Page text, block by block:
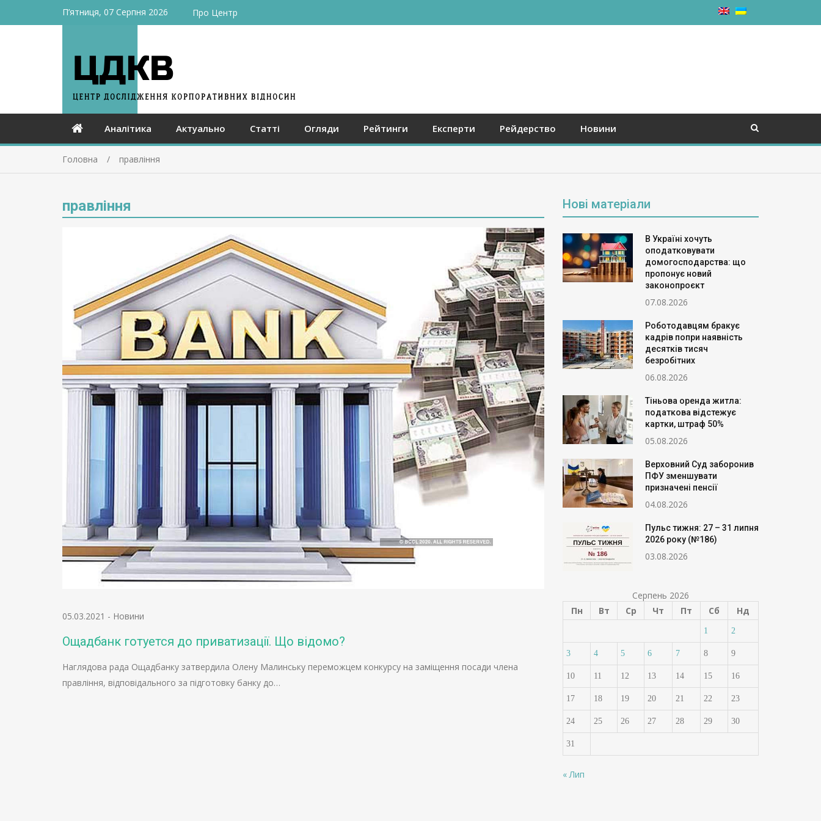
П’ятниця, 07 Серпня 2026 Про Центр
Аналітика Актуально Статті Огляди Рейтинги Експерти Рейдерство Новини
Головна правління
правління
05.03.2021 - Новини
Ощадбанк готуется до приватизації. Що відомо?
Наглядова рада Ощадбанку затвердила Олену Малинську переможцем конкурсу на заміщення посади члена
правління, відповідального за підготовку банку до…
Нові матеріали
В Україні хочуть
оподатковувати
домогосподарства: що
пропонує новий
законопроєкт
07.08.2026
Роботодавцям бракує
кадрів попри наявність
десятків тисяч
безробітних
06.08.2026
Тіньова оренда житла:
податкова відстежує
картки, штраф 50%
05.08.2026
Верховний Суд заборонив
ПФУ зменшувати
призначені пенсії
04.08.2026
Пульс тижня: 27 – 31 липня
2026 року (№186)
03.08.2026
Серпень 2026
Пн
Вт Ср Чт Пт Сб Нд
1 2
3 4 5 6 7 8 9
10 11 12 13 14 15 16
17 18 19 20 21 22 23
24 25 26 27 28 29 30
31
« Лип